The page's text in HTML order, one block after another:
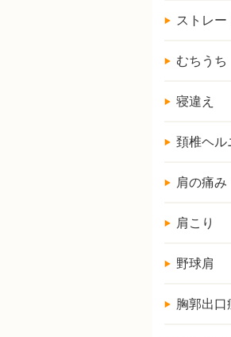
ストレー
むちうち
寝違え
頚椎ヘル
肩の痛み
肩こり
野球肩
胸郭出口